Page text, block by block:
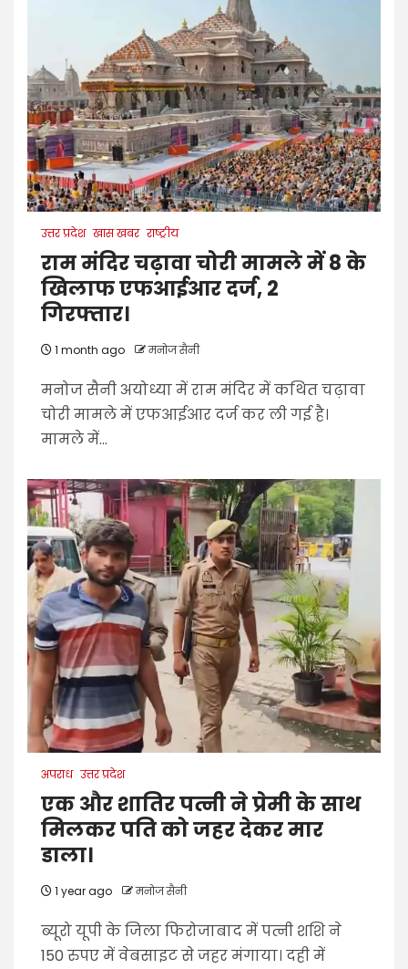
उत्तर प्रदेश खास खबर राष्ट्रीय
राम मंदिर चढ़ावा चोरी मामले में 8 के
खिलाफ एफआईआर दर्ज, 2
गिरफ्तार।
1 month ago मनोज सैनी
मनोज सैनी अयोध्या में राम मंदिर में कथित चढ़ावा
चोरी मामले में एफआईआर दर्ज कर ली गई है।
मामले में...
अपराध उत्तर प्रदेश
एक और शातिर पत्नी ने प्रेमी के साथ
मिलकर पति को जहर देकर मार
डाला।
1 year ago मनोज सैनी
ब्यूरो यूपी के जिला फिरोजाबाद में पत्नी शशि ने
150 रुपए में वेबसाइट से जहर मंगाया। दही में